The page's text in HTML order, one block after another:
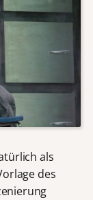
als
des